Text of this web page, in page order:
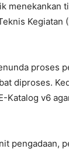
menekankan
Kegiatan
proses
diproses.
Katalog v6
pengadaan,